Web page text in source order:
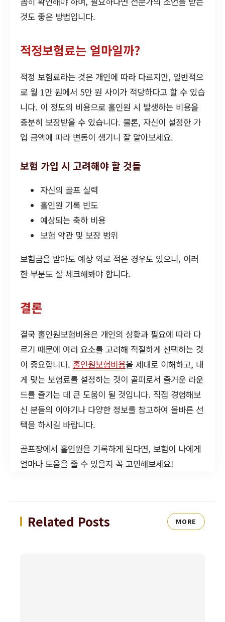
것도 좋은 방법입니다.
적정보험료는 얼마일까?
적정 보험료라는 것은 개인에 따라 다르지만, 일반적으
로 월 1만 원에서 5만 원 사이가 적당하다고 할 수 있습
니다. 이 정도의 비용으로 홀인원 시 발생하는 비용을
충분히 보장받을 수 있습니다. 물론, 자신이 설정한 가
입 금액에 따라 변동이 생기니 잘 알아보세요.
보험 가입 시 고려해야 할 것들
자신의 골프 실력
홀인원 기록 빈도
예상되는 축하 비용
보험 약관 및 보장 범위
보험금을 받아도 예상 외로 적은 경우도 있으니, 이러
한 부분도 잘 체크해봐야 합니다.
결론
결국 홀인원보험비용은 개인의 상황과 필요에 따라 다
르기 때문에 여러 요소를 고려해 적절하게 선택하는 것
이 중요합니다. 홀인원보험비용을 제대로 이해하고, 내
게 맞는 보험료를 설정하는 것이 골퍼로서 즐거운 라운
드를 즐기는 데 큰 도움이 될 것입니다. 직접 경험해보
신 분들의 이야기나 다양한 정보를 참고하여 올바른 선
택을 하시길 바랍니다.
골프장에서 홀인원을 기록하게 된다면, 보험이 나에게
얼마나 도움을 줄 수 있을지 꼭 고민해보세요!
Related Posts MORE